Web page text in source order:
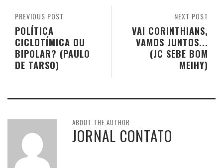
NEXT POST
VAI CORINTHIANS,
VAMOS JUNTOS...
(JC SEBE BOM
MEIHY)
PREVIOUS POST
POLÍTICA
CICLOTÍMICA OU
BIPOLAR? (PAULO
DE TARSO)
ABOUT THE AUTHOR
JORNAL CONTATO